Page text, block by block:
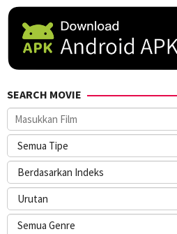
SEARCH MOVIE